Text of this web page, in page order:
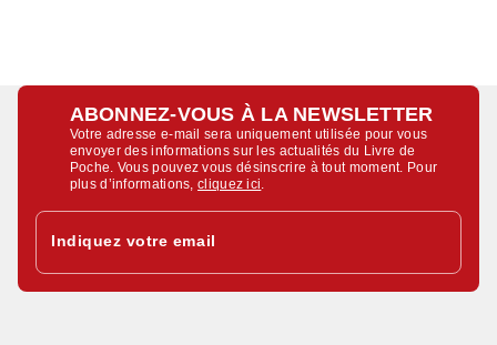
ABONNEZ-VOUS À LA NEWSLETTER
Votre adresse e-mail sera uniquement utilisée pour vous
envoyer des informations sur les actualités du Livre de
Poche. Vous pouvez vous désinscrire à tout moment. Pour
plus d’informations,cliquez ici
Indiquez votre email